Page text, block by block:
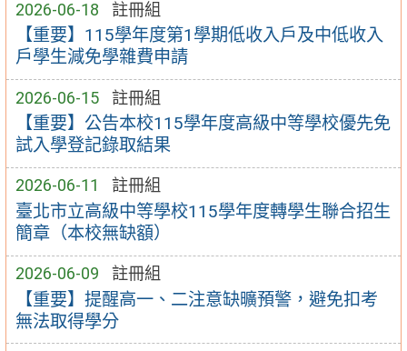
2026-06-18 註冊組
【重要】115學年度第1學期低收入戶及中低收入
戶學生減免學雜費申請
2026-06-15 註冊組
【重要】公告本校115學年度高級中等學校優先免
試入學登記錄取結果
2026-06-11 註冊組
臺北市立高級中等學校115學年度轉學生聯合招生
簡章（本校無缺額）
2026-06-09 註冊組
【重要】提醒高一、二注意缺曠預警，避免扣考
無法取得學分